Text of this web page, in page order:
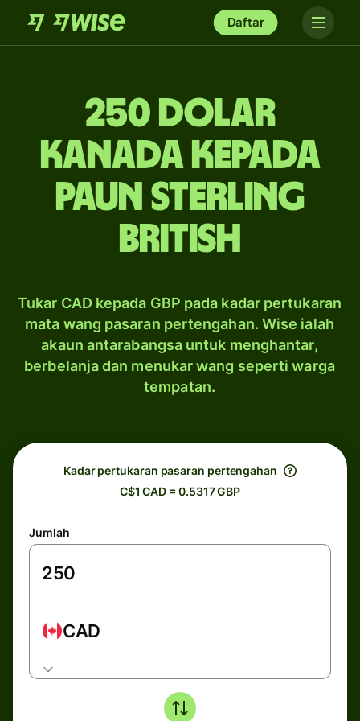
Daftar
250 dolar
Kanada kepada
paun sterling
British
Tukar CAD kepada GBP pada kadar pertukaran
mata wang pasaran pertengahan. Wise ialah
akaun antarabangsa untuk menghantar,
berbelanja dan menukar wang seperti warga
tempatan.
Kadar pertukaran pasaran pertengahan
C$1 CAD = 0.5317 GBP
Jumlah
CAD